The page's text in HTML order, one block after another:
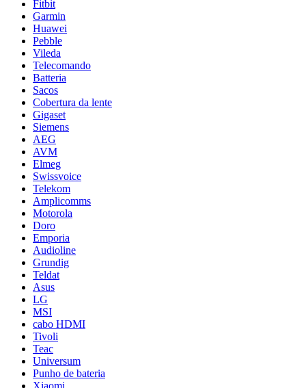
Fitbit
Garmin
Huawei
Pebble
Vileda
Telecomando
Batteria
Sacos
Cobertura da lente
Gigaset
Siemens
AEG
AVM
Elmeg
Swissvoice
Telekom
Amplicomms
Motorola
Doro
Emporia
Audioline
Grundig
Teldat
Asus
LG
MSI
cabo HDMI
Tivoli
Teac
Universum
Punho de bateria
Xiaomi